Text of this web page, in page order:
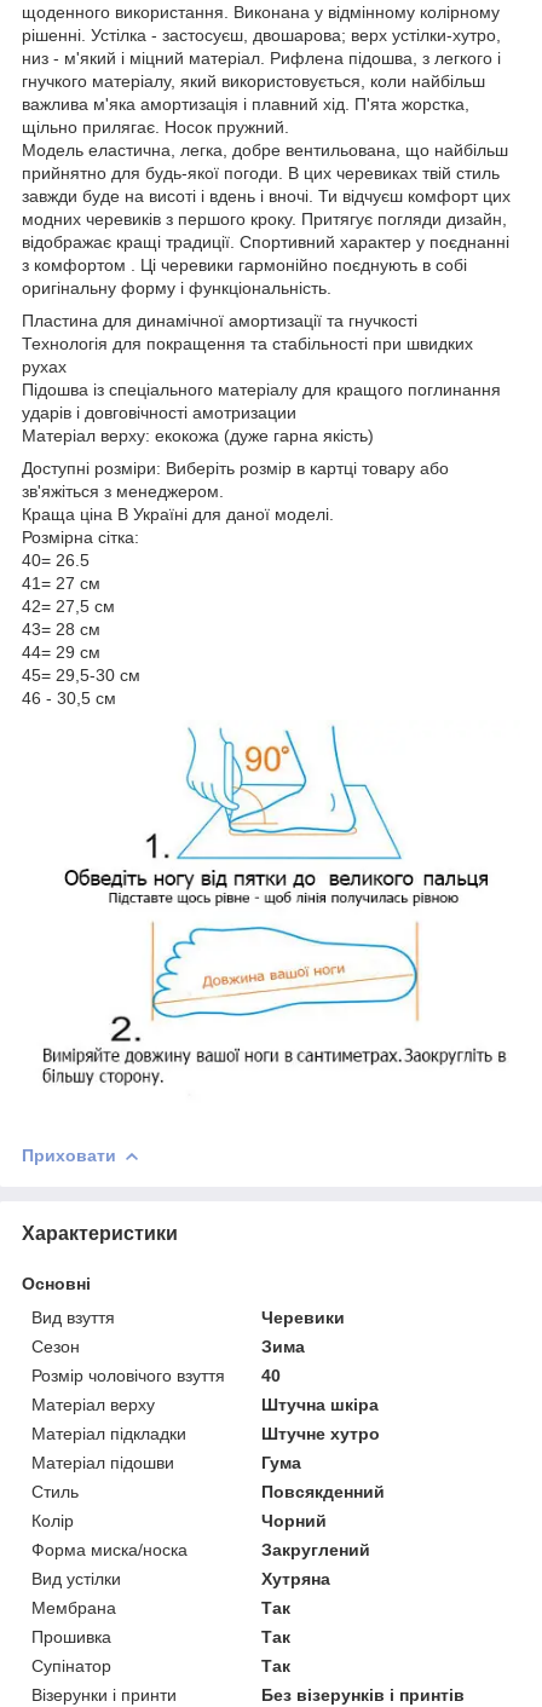
щоденного використання. Виконана у відмінному колірному
рішенні. Устілка - застосуєш, двошарова; верх устілки-хутро,
низ - м'який і міцний матеріал. Рифлена підошва, з легкого і
гнучкого матеріалу, який використовується, коли найбільш
важлива м'яка амортизація і плавний хід. П'ята жорстка,
щільно прилягає. Носок пружний.
Модель еластична, легка, добре вентильована, що найбільш
прийнятно для будь-якої погоди. В цих черевиках твій стиль
завжди буде на висоті і вдень і вночі. Ти відчуєш комфорт цих
модних черевиків з першого кроку. Притягує погляди дизайн,
відображає кращі традиції. Спортивний характер у поєднанні
з комфортом . Ці черевики гармонійно поєднують в собі
оригінальну форму і функціональність.
Пластина для динамічної амортизації та гнучкості
Технологія для покращення та стабільності при швидких
рухах
Підошва із спеціального матеріалу для кращого поглинання
ударів і довговічності амотризации
Матеріал верху: екокожа (дуже гарна якість)
Доступні розміри: Виберіть розмір в картці товару або
зв'яжіться з менеджером.
Краща ціна В Україні для даної моделі.
Розмірна сітка:
40= 26.5
41= 27 см
42= 27,5 см
43= 28 см
44= 29 см
45= 29,5-30 см
46 - 30,5 см
Приховати
Характеристики
Основні
Вид взуття
Черевики
Сезон
Зима
Розмір чоловічого взуття
40
Матеріал верху
Штучна шкіра
Матеріал підкладки
Штучне хутро
Матеріал підошви
Гума
Стиль
Повсякденний
Колір
Чорний
Форма миска/носка
Закруглений
Вид устілки
Хутряна
Мембрана
Так
Прошивка
Так
Супінатор
Так
Візерунки і принти
Без візерунків і принтів